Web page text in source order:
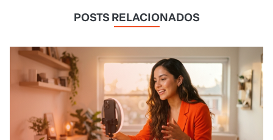
POSTS RELACIONADOS